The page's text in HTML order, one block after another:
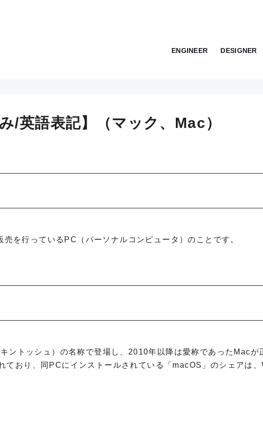
ENGINEER DESIGNER
/英語表記】（マック、Mac）
を行っているPC（パーソナルコンピュータ）のことです。
ントッシュ）の名称で登場し、2010年以降は愛称であったMacが
ており、同PCにインストールされている「macOS」のシェアは